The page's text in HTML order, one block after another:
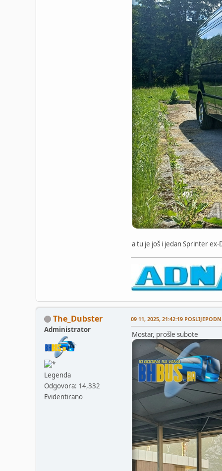
a tu je još i jedan Sprinter
The_Dubster
Administrator
Legenda
Odgovora: 14,332
Evidentirano
09 11, 2025, 21:42:19
Mostar, prošle subote